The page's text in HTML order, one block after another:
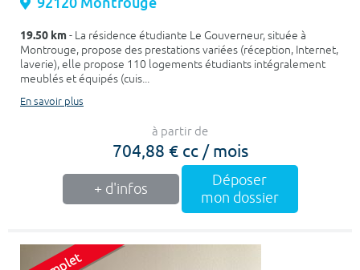
19.50 km- La résidence étudiante Le Gouverneur, située à
Montrouge, propose des prestations variées (réception, Internet,
laverie), elle propose 110 logements étudiants intégralement
meublés et équipés (cuis...
En savoir plus
à partir de
704,88 € cc / mois
+ d'infos
Déposer
mon dossier